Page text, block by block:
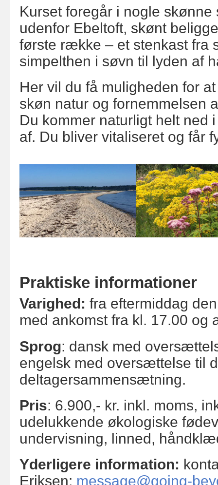
Kurset foregår i nogle skønne
udenfor Ebeltoft, skønt
første række – et stenkast fra
simpelthen i søvn til lyden af
Her vil du få muligheden for
skøn natur og fornemmelsen
Du kommer naturligt helt ned
af. Du bliver vitaliseret og får
Praktiske informationer
Varighed: fra eftermiddag
med ankomst fra kl. 17.00 og
Sprog: dansk med
engelsk med oversættelse til
deltagersammensætning.
Pris: 6.900,- kr. inkl. moms,
udelukkende økologiske
undervisning, linned,
Yderligere information:
Eriksen: message@going-